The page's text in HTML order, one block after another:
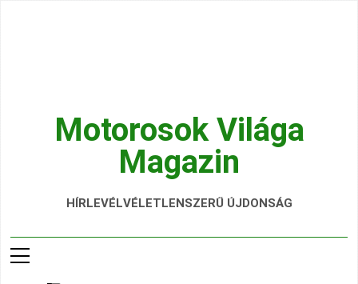
Motorosok Világa
Magazin
Hírek, Tesztek, Élmények Egy Helyen!
HÍRLEVÉLVÉLETLENSZERŰ ÚJDONSÁG